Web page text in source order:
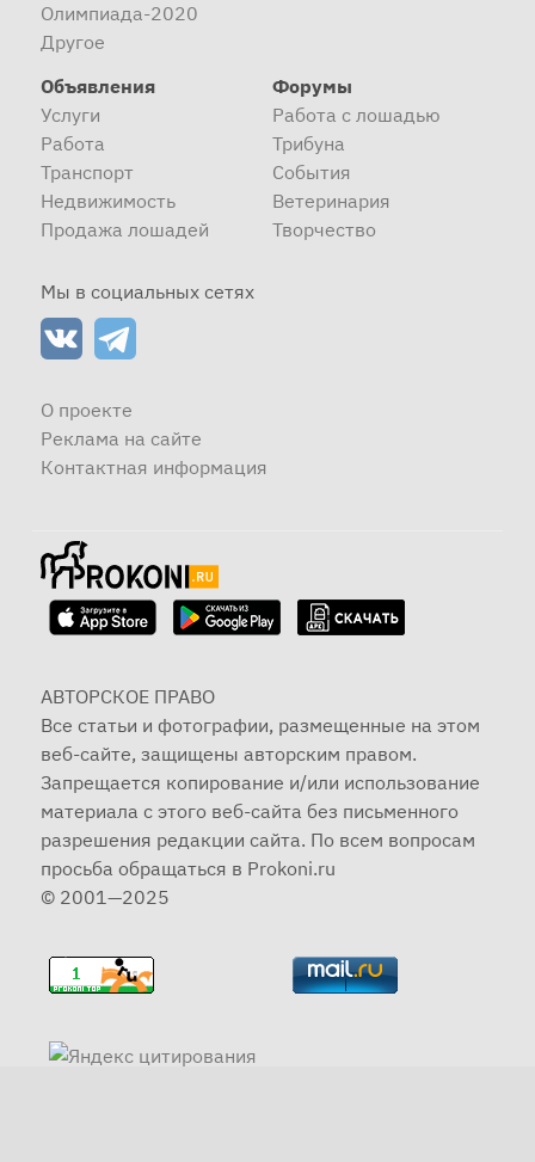
Олимпиада-2020
Другое
Объявления
Услуги
Работа
Транспорт
Недвижимость
Продажа лошадей
Форумы
Работа с лошадью
Трибуна
События
Ветеринария
Творчество
Мы в социальных сетях
О проекте
Реклама на сайте
Контактная информация
АВТОРСКОЕ ПРАВО
Все статьи и фотографии, размещенные на этом
веб-сайте, защищены авторским правом.
Запрещается копирование и/или использование
материала с этого веб-сайта без письменного
разрешения редакции сайта. По всем вопросам
просьба обращаться в Prokoni.ru
© 2001—2025